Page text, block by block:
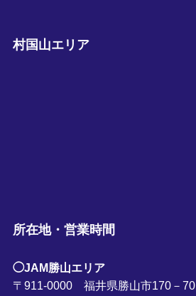
村国山エリア
所在地・営業時間
◯JAM勝山エリア
〒911-0000 福井県勝山市170－70